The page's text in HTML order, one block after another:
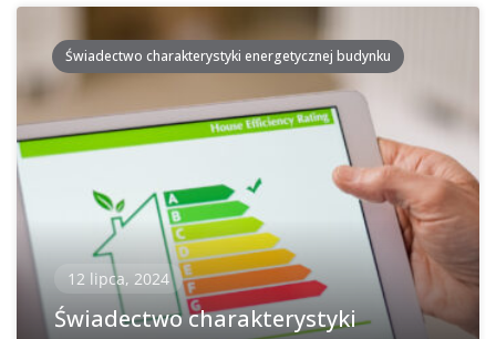
Świadectwo charakterystyki energetycznej budynku
12 lipca, 2024
Świadectwo charakterystyki